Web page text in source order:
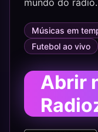
mundo do rádio.
Músicas em
Futebol ao vivo
Abrir